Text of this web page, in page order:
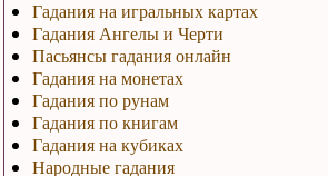
Гадания на игральных картах
Гадания Ангелы и Черти
Пасьянсы гадания онлайн
Гадания на монетах
Гадания по рунам
Гадания по книгам
Гадания на кубиках
Народные гадания